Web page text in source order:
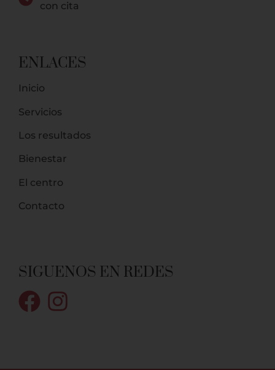
SIGUENOS EN REDES
ENLACES
Inicio
Servicios
Los resultados
Bienestar
El centro
Contacto
con cita